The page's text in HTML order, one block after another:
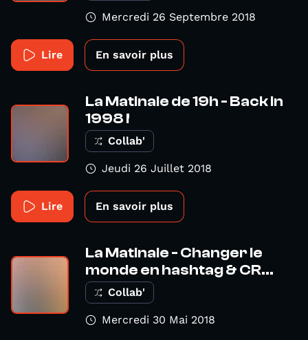
Mercredi 26 Septembre 2018
Lire En savoir plus
La Matinale de 19h - Back in
1998 !
Collab'
Jeudi 26 Juillet 2018
Lire En savoir plus
La Matinale - Changer le
monde en hashtag & CR...
Collab'
Mercredi 30 Mai 2018